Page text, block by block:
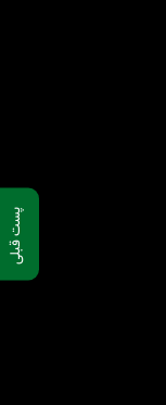
پست قبلی